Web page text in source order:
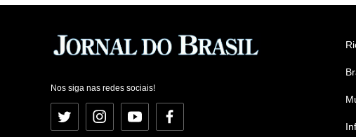
Nos siga nas redes sociais!
Twitter InstagramYouTubeFacebook